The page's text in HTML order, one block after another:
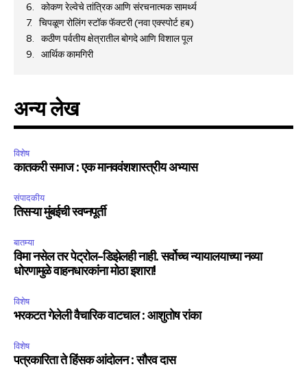
कोकण रेल्वेचे तांत्रिक आणि संरचनात्मक सामर्थ्य
चिपळूण रोलिंग स्टॉक फॅक्टरी (नवा एक्स्पोर्ट हब)
कठीण पर्वतीय क्षेत्रातील बोगदे आणि विशाल पूल
आर्थिक कामगिरी
अन्य लेख
विशेष
कातकरी समाज : एक मानववंशशास्त्रीय अभ्यास
संपादकीय
तिसऱ्या मुंबईची स्वप्नपूर्ती
बातम्या
विमा नसेल तर पेट्रोल-डिझेलही नाही. सर्वोच्च न्यायालयाच्या नव्या
धोरणामुळे वाहनधारकांना मोठा इशारा!
विशेष
भरकटत गेलेली वैचारिक वाटचाल : आशुतोष रांका
विशेष
पत्रकारिता ते हिंसक आंदोलन : सौरव दास